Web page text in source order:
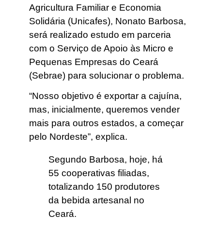
Agricultura Familiar e Economia
Solidária (Unicafes), Nonato Barbosa,
será realizado estudo em parceria
com o Serviço de Apoio às Micro e
Pequenas Empresas do Ceará
(Sebrae) para solucionar o problema.
“Nosso objetivo é exportar a cajuína,
mas, inicialmente, queremos vender
mais para outros estados, a começar
pelo Nordeste”, explica.
Segundo Barbosa, hoje, há
55 cooperativas filiadas,
totalizando 150 produtores
da bebida artesanal no
Ceará.